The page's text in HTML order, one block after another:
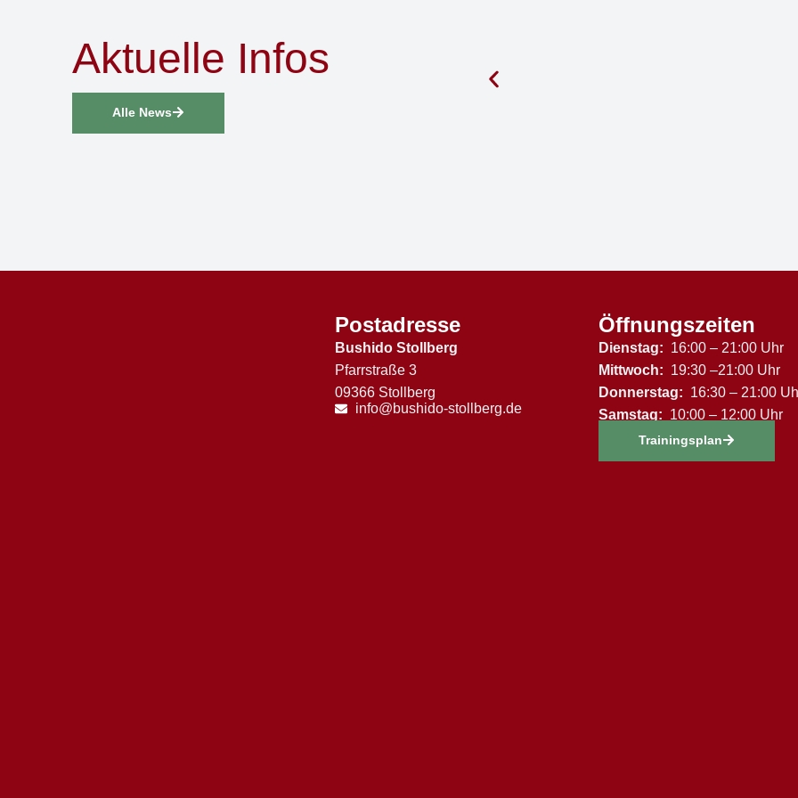
Aktuelle Infos
Alle News
Postadresse
Bushido Stollberg
Pfarrstraße 3
09366 Stollberg
info@bushido-stollberg.de
Öffnungszeiten
Dienstag: 16:00 – 21:00 Uhr
Mittwoch: 19:30 –21:00 Uhr
Donnerstag: 16:30 – 21:00
Samstag: 10:00 – 12:00 Uhr
Trainingsplan